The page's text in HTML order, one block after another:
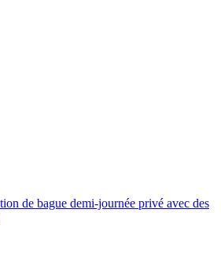
de bague demi-journée privé avec des